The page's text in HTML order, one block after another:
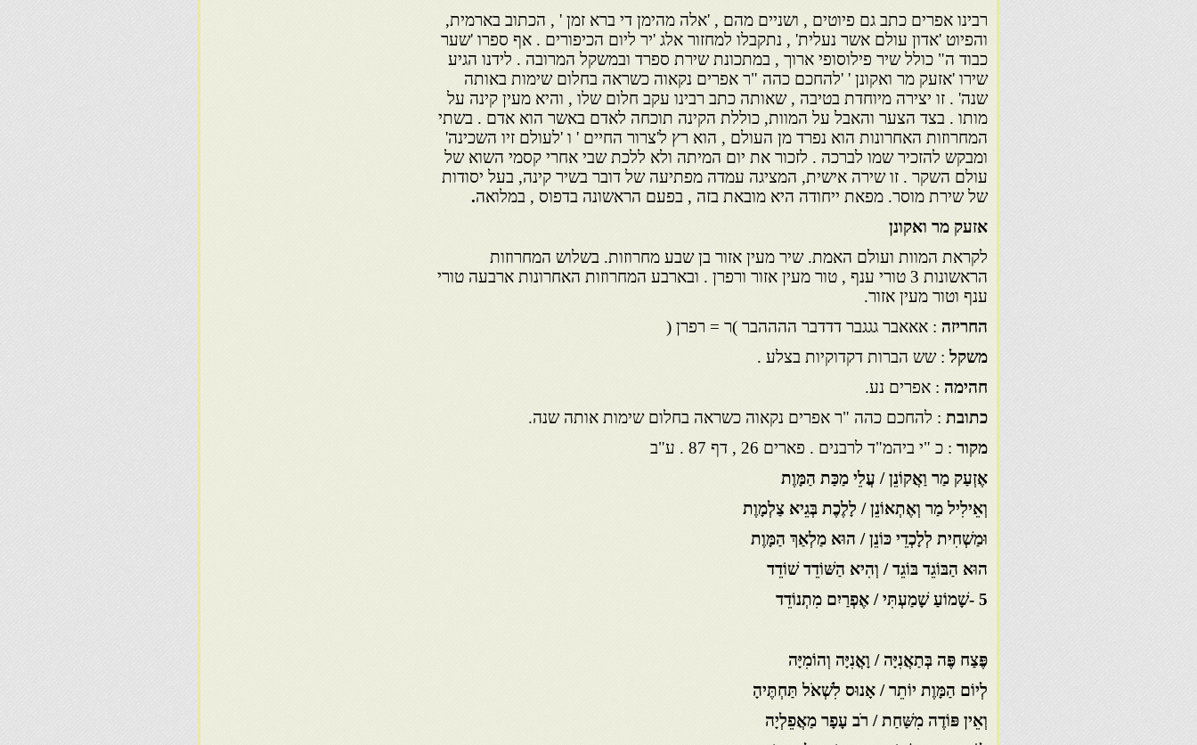
רבינו אפרים כתב גם פיוטים , ושניים מהם , 'אלה מהימן די ברא זמן ' , הכתוב בארמית,
והפיוט 'אדון עולם אשר נעלית' , נתקבלו למחזור אלג 'יר ליום הכיפורים . אף ספרו 'שער
כבוד ה" כולל שיר פילוסופי ארוך , במתכונת שירת ספרד ובמשקל המרובה . לידנו הגיע
שירו 'אזעק מר ואקונן ' 'להחכם כהה "ר אפרים נקאוה כשראה בחלום שימות באותה
שנה' . זו יצירה מיוחדת בטיבה , שאותה כתב רבינו עקב חלום שלו , והיא מעין קינה על
מותו . בצד הצער והאבל על המוות, כוללת הקינה תוכחה לאדם באשר הוא אדם . בשתי
המחרוזות האחרונות הוא נפרד מן העולם , הוא רץ ל'צרור החיים ' ו 'לעולם זיו השכינה'
ומבקש להזכיר שמו לברכה . לזכור את יום המיתה ולא ללכת שבי אחרי קסמי השוא של
עולם השקר . זו שירה אישית, המציגה עמדה מפתיעה של דובר בשיר קינה, בעל יסודות
של שירת מוסר. מפאת ייחודה היא מובאת בזה , בפעם הראשונה בדפוס , במלואה.
אזעק מר ואקונן
לקראת המוות ועולם האמת. שיר מעין אזור בן שבע מחרוזות. בשלוש המחרוזות
הראשונות 3 טורי ענף , טור מעין אזור ורפרן . ובארבע המחרוזות האחרונות ארבעה טורי
ענף וטור מעין אזור.
החריזה : אאאבר גגגבר דדדבר ההההבר )ר = רפרן (
משקל : שש הברות דקדוקיות בצלע .
חהימה : אפרים נע.
כתובת : להחכם כהה "ר אפרים נקאוה כשראה בחלום שימות אותה שנה.
מקור : כ "י ביהמ"ד לרבנים . פארים 26 , דף 87 . ע"ב
אֶזְעַק מַר וַאֲקוֹנֵן / עֲלֵי מַכַּת הַמָּוֶת
וְאֵילִיל מַר וְאֶתְאוֹנֵן / לָלֶכֶת בְּגֵיא צַלְמָוֶת
וּמַשְׁחִית לְלָכְדֵי כּוֹנֵן / הוּא מַלְאַךְ הַמָּוֶת
הוּא הַבּוֹגֵד בּוֹגֵד / וְהִיא הַשּׁוֹדֵד שׁוֹדֵד
5 -שָׁמוֹעַ שָׁמַעְתִּי / אֶפְרַיִם מִתְנוֹדֵד
פֶּצַח פֶּה בְּתַאֲנִיָּה / וָאֳנִיָּה וְהוֹמִיָּה
לְיוֹם הַמָּוֶת יוֹתֵר / אָנוּס לִשְׁאֹל תַּחְתֶּיהָ
וְאֵין פּוֹדֶה מִשַּׁחַת / רֹב עָפָר מַאֲפֵלְיָה